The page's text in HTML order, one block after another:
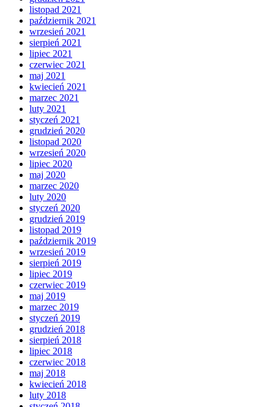
listopad 2021
październik 2021
wrzesień 2021
sierpień 2021
lipiec 2021
czerwiec 2021
maj 2021
kwiecień 2021
marzec 2021
luty 2021
styczeń 2021
grudzień 2020
listopad 2020
wrzesień 2020
lipiec 2020
maj 2020
marzec 2020
luty 2020
styczeń 2020
grudzień 2019
listopad 2019
październik 2019
wrzesień 2019
sierpień 2019
lipiec 2019
czerwiec 2019
maj 2019
marzec 2019
styczeń 2019
grudzień 2018
sierpień 2018
lipiec 2018
czerwiec 2018
maj 2018
kwiecień 2018
luty 2018